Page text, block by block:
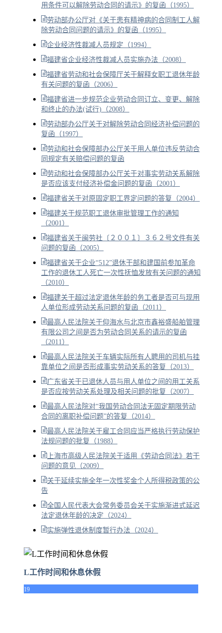
用条件可以解除劳动合同的请示》的复函（1995）
劳动部办公厅对《关于患有精神病的合同制工人解
除劳动合同问题的请示》的复函（1995）
企业经济性裁减人员规定（1994）
福建省企业经济性裁减人员实施办法（2008）
福建省劳动和社会保障厅关于解释女职工退休年龄
有关问题的复函（2006）
福建省进一步规范企业劳动合同订立、变更、解除
和终止的办法(试行)（2008）
劳动部办公厅关于对解除劳动合同经济补偿问题的
复函（1997）
劳动和社会保障部办公厅关于用人单位违反劳动合
同规定有关赔偿问题的复函
劳动和社会保障部办公厅关于对事实劳动关系解除
是否应该支付经济补偿金问题的复函（2001）
福建省关于对原固定职工界定问题的答复（2004）
福建关于规范职工退休审批管理工作的通知
（2001）
福建省关于闽劳社〔２００１〕３６２号文件有关
问题的复函（2005）
福建省关于企业“512”退休干部和建国前参加革命
工作的退休工人死亡一次性抚恤发放有关问题的通知
（2010）
福建关于超过法定退休年龄的务工者是否可与现用
人单位形成劳动关系问题的复函（2011）
最高人民法院关于仰海水与北京市鑫裕盛船舶管理
有限公司之间是否为劳动合同关系的请示的复函
（2011）
最高人民法院关于车辆实际所有人聘用的司机与挂
靠单位之间是否形成事实劳动关系的答复（2013）
广东省关于已退休人员与用人单位之间的用工关系
是否应按劳动关系处理及相关问题的批复（2007）
最高人民法院对“我国劳动合同法无固定期限劳动
合同的离职补偿问题”的答复（2014）
最高人民法院关于雇工合同应当严格执行劳动保护
法规问题的批复（1988）
上海市高级人民法院关于适用《劳动合同法》若干
问题的意见（2009）
关于延续实施全年一次性奖金个人所得税政策的公
告
全国人民代表大会常务委员会关于实施渐进式延迟
法定退休年龄的决定（2024）
实施弹性退休制度暂行办法（2024）
L工作时间和休息休假
19